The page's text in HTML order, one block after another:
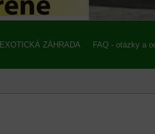
EXOTICKÁ ZÁHRADA FAQ - otázky a